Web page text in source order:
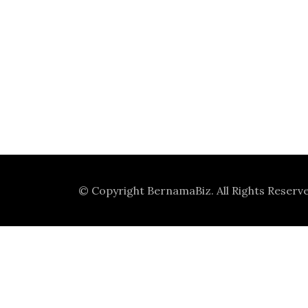
© Copyright BernamaBiz. All Rights